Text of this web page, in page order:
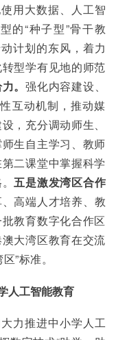
用大数据、人工智
的“种子型”骨干教
计划的东风，着力
型学有见地的师范
。强化内容建设、
互动机制，推动媒
，充分调动师生、
生自主学习、教师
二课堂中掌握科学
五是激发湾区合作
高端人才培养、教
教育数字化合作区
大湾区教育在交流
”标准。
人工智能教育
力推进中小学人工